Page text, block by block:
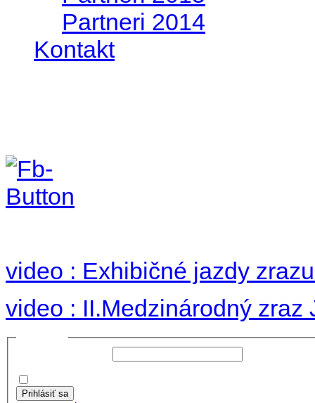
Partneri 2014
Kontakt
video : Exhibičné jazdy
video : II.Medzinárodný zraz
Prihlásiť sa